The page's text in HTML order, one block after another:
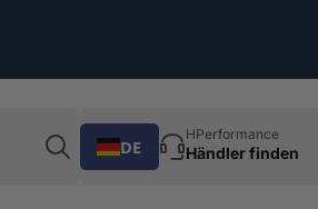
Suchen
DE
HPerformance
Händler finden